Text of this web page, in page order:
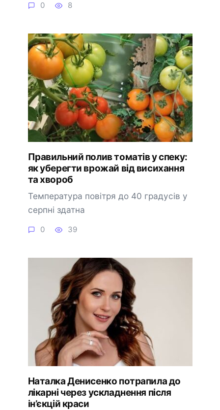
0 8
Правильний полив томатів у спеку:
як уберегти врожай від висихання
та хвороб
Температура повітря до 40 градусів у
серпні здатна
0 39
Наталка Денисенко потрапила до
лікарні через ускладнення після
ін’єкцій краси